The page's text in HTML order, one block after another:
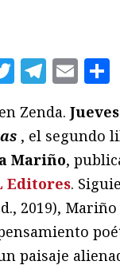
Twitter
Zenda.
, el segundo
Mariño,
Editores.
2019),
paisaje